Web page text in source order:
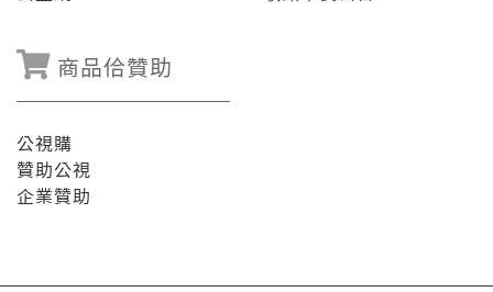
商品佮贊助
公視購
贊助公視
企業贊助